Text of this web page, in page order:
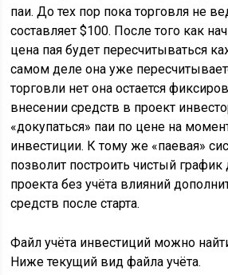
паи. До тех пор пока торговля не
составляет $100. После того как
цена пая будет пересчитываться
самом деле она уже
торговли нет она остается
внесении средств в проект
«докупаться» паи по цене на
инвестиции. К тому же «паевая»
позволит построить чистый
проекта без учёта влияний
средств после старта.
Файл учёта инвестиций можно
Ниже текущий вид файла учёта.